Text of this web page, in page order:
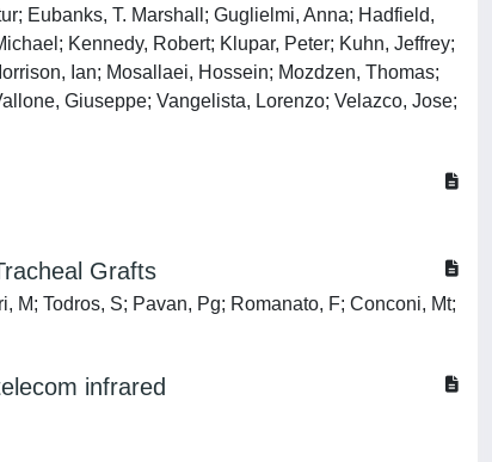
Eubanks, T. Marshall; Guglielmi, Anna; Hadfield,
Kennedy, Robert; Klupar, Peter; Kuhn, Jeffrey;
Ian; Mosallaei, Hossein; Mozdzen, Thomas;
Giuseppe; Vangelista, Lorenzo; Velazco, Jose;
Grafts
M; Todros, S; Pavan, Pg; Romanato, F; Conconi, Mt;
infrared